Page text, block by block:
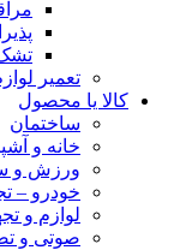
تعمیر
کالا یا محصول
ساختمان
خانه و
ورزش و
خودرو –
لوازم و
صوتی و